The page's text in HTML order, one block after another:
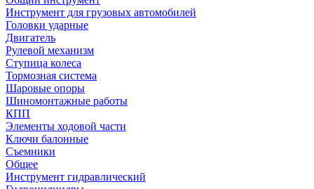
Инструмент для грузовых автомобилей
Головки ударные
Двигатель
Рулевой механизм
Ступица колеса
Тормозная система
Шаровые опоры
Шиномонтажные работы
КПП
Элементы ходовой части
Ключи балонные
Съемники
Общее
Инструмент гидравлический